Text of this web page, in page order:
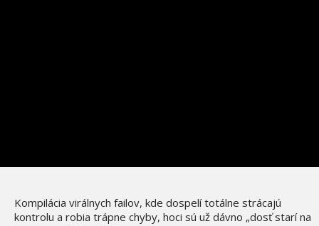
Kompilácia virálnych failov, kde dospelí totálne strácajú
kontrolu a robia trápne chyby, hoci sú už dávno „dosť starí na